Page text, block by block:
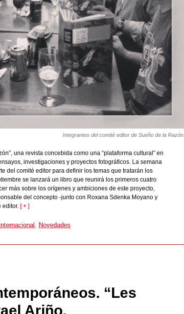
Integrantes del comité editor de Sueño de la Razón.
una revista concebida como una “plataforma cultural” en
investigaciones y proyectos fotográficos. La semana
del comité editor para definir los temas que tratarán los
se lanzará un libro que reunirá los primeros cuatro
más sobre los orígenes y ambiciones de este proyecto,
del concepto -junto con Roxana Sdenka Moyano y
editor. [ + ]
Internacional , Novedades
“Les
Ariño.